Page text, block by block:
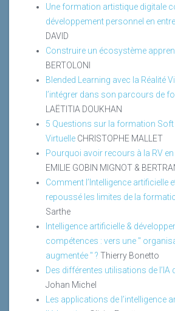
Une formation artistique digitale
développement personnel en
DAVID
Construire un écosystème
BERTOLONI
Blended Learning avec la Réalité
l’intégrer dans son parcours de
LAËTITIA DOUKHAN
5 Questions sur la formation Soft
Virtuelle CHRISTOPHE MALLET
Pourquoi avoir recours à la RV
EMILIE GOBIN MIGNOT &
Comment l’Intelligence artificielle
repoussé les limites de la
Sarthe
Intelligence artificielle &
compétences : vers une "
augmentée " ? Thierry Bonetto
Des différentes utilisations de
Johan Michel
Les applications de l’intelligence